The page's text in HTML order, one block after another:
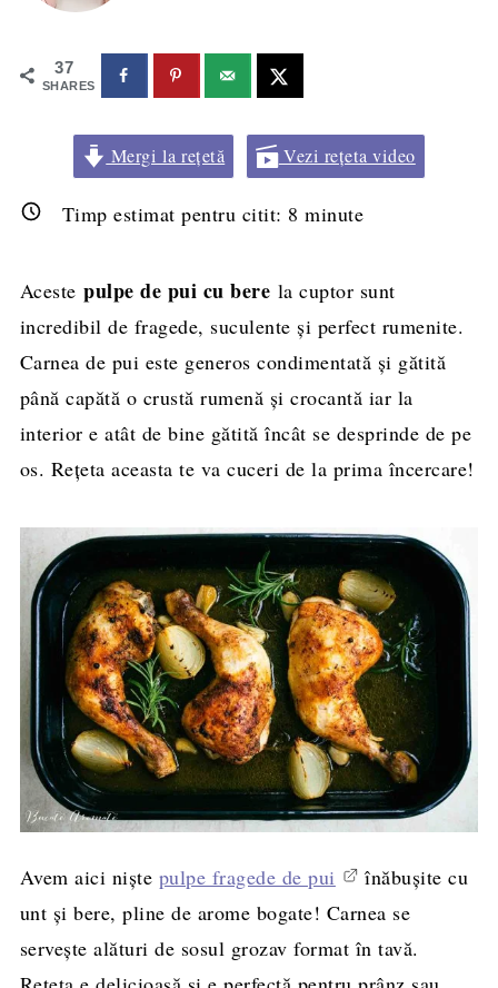
37
SHARES
Mergi la rețetă Vezi rețeta video
Timp estimat pentru citit: 8 minute
Acestepulpe de pui cu bere la cuptor sunt
incredibil de fragede, suculente și perfect rumenite.
Carnea de pui este generos condimentată și gătită
până capătă o crustă rumenă și crocantă iar la
interior e atât de bine gătită încât se desprinde de pe
os. Rețeta aceasta te va cuceri de la prima încercare!
Avem aici niște pulpe fragede de pui
înăbușite cu
unt și bere, pline de arome bogate! Carnea se
servește alături de sosul grozav format în tavă.